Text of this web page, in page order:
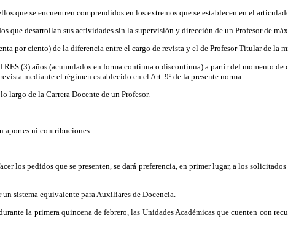
que se encuentren comprendidos en los extremos que se establecen en el
que desarrollan sus actividades sin la supervisión y dirección de un Profesor de
por ciento) de la diferencia entre el cargo de revista y el de Profesor Titular de la
(3) años (acumulados en forma continua o discontinua) a partir del momento
mediante el régimen establecido en el Art. 9º de la presente norma.
largo de la Carrera Docente de un Profesor.
aportes ni contribuciones.
los pedidos que se presenten, se dará preferencia, en primer lugar, a los
sistema equivalente para Auxiliares de Docencia.
la primera quincena de febrero, las Unidades Académicas que cuenten con